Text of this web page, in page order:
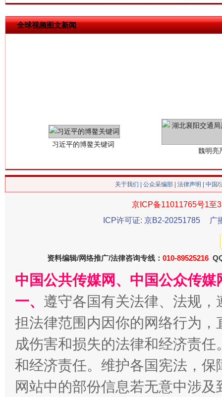
全球视频图文新闻
揭批美国五大"原罪" "炒
关于我们 公众采编部 法律声明 | 中国
京ICP备11011765号1至
ICP许可证: 京B2-20251785
广
资料编辑/网络推广/法律咨询专线： 010-89525216
中国公共传媒网、中国公众传
一、 遵守各国有关法律、法规
担法律范围内因你的网络行为
成伤害和损失的法律和经济责
和经济责任。维护各国宪法，
网站中的部份信息若无意中涉